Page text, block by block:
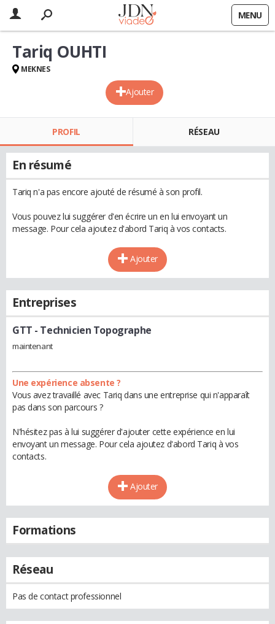
MENU
Ajouter
Tariq OUHTI
MEKNES
PROFIL RÉSEAU
En résumé
Tariq n'a pas encore ajouté de résumé à son profil.
Vous pouvez lui suggérer d'en écrire un en lui envoyant un
message. Pour cela ajoutez d'abord Tariq à vos contacts.
Ajouter
Entreprises
GTT - Technicien Topographe
maintenant
Une expérience absente ?
Vous avez travaillé avec Tariq dans une entreprise qui n'apparaît
pas dans son parcours ?
N'hésitez pas à lui suggérer d'ajouter cette expérience en lui
envoyant un message. Pour cela ajoutez d'abord Tariq à vos
contacts.
Ajouter
Formations
Réseau
Pas de contact professionnel